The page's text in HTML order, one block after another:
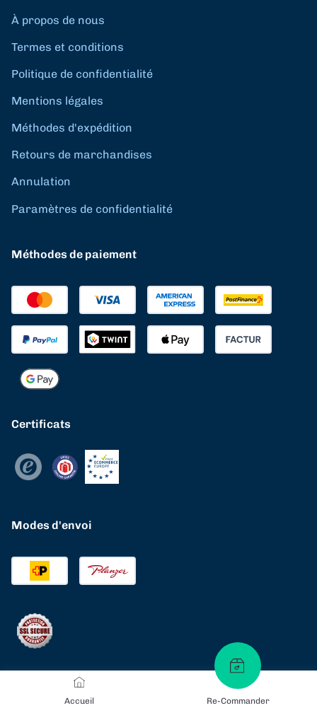
Accueil Re-Commander
À propos de nous
Termes et conditions
Politique de confidentialité
Mentions légales
Méthodes d'expédition
Retours de marchandises
Annulation
Paramètres de confidentialité
Méthodes de paiement
Certificats
Modes d'envoi